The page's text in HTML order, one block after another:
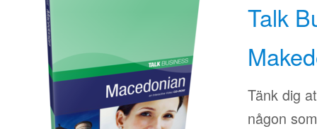
Talk
Tänk dig
någon